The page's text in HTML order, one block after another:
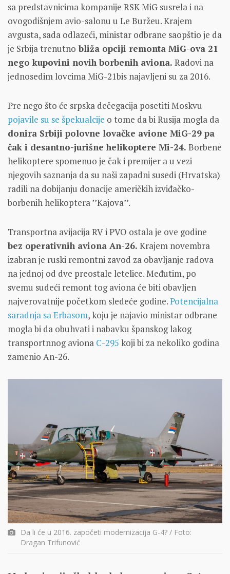
sa predstavnicima kompanije RSK MiG susrela i na
ovogodišnjem avio-salonu u Le Buržeu. Krajem
avgusta, sada odlazeći, ministar odbrane saopštio je da
je Srbija trenutno bliža opciji remonta MiG-ova 21
nego kupovini novih borbenih aviona. Radovi na
jednosedim lovcima MiG-21bis najavljeni su za 2016.
Pre nego što će srpska dečegacija posetiti Moskvu
pojavile su se špekualcije o tome da bi Rusija mogla da
donira Srbiji polovne lovačke avione MiG-29 pa
čak i desantno-jurišne helikoptere Mi-24. Borbene
helikoptere spomenuo je čak i premijer a u vezi
njegovih saznanja da su naši zapadni susedi (Hrvatska)
radili na dobijanju donacije američkih izviđačko-
borbenih helikoptera ’’Kajova’’.
Transportna avijacija RV i PVO ostala je ove godine
bez operativnih aviona An-26. Krajem novembra
izabran je ruski remontni zavod za obavljanje radova
na jednoj od dve preostale letelice. Međutim, po
svemu sudeći remont tog aviona će biti obavljen
najverovatnije početkom sledeće godine.Potencijalna
saradnja sa Erbasom, koju je najavio ministar odbrane
mogla bi da obuhvati i nabavku španskog lakog
transportnnog aviona C-295 koji bi za nekoliko godina
zamenio An-26.
Da li će u 2016. započeti modernizacija G-4? / Foto:
Dragan Trifunović